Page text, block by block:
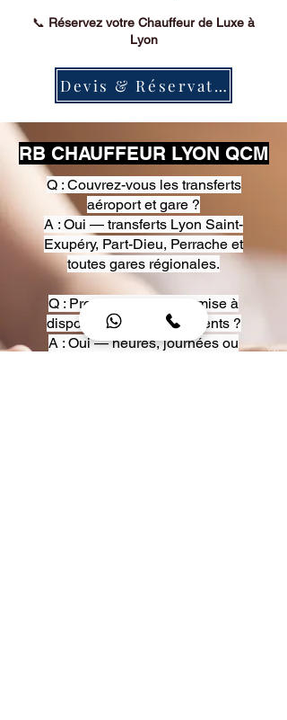
📞 Réservez votre Chauffeur de Luxe à
Lyon
Devis & Réservation
RB CHAUFFEUR LYON QCM
Q : Couvrez-vous les transferts
aéroport et gare ?
A : Oui — transferts Lyon Saint-
Exupéry, Part-Dieu, Perrache et
toutes gares régionales.
Q : Proposez-vous une mise à
disposition pour événements ?
A : Oui — heures, journées ou